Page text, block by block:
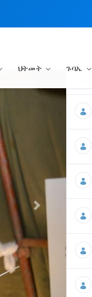
ህትመት ጉባኤ
Next